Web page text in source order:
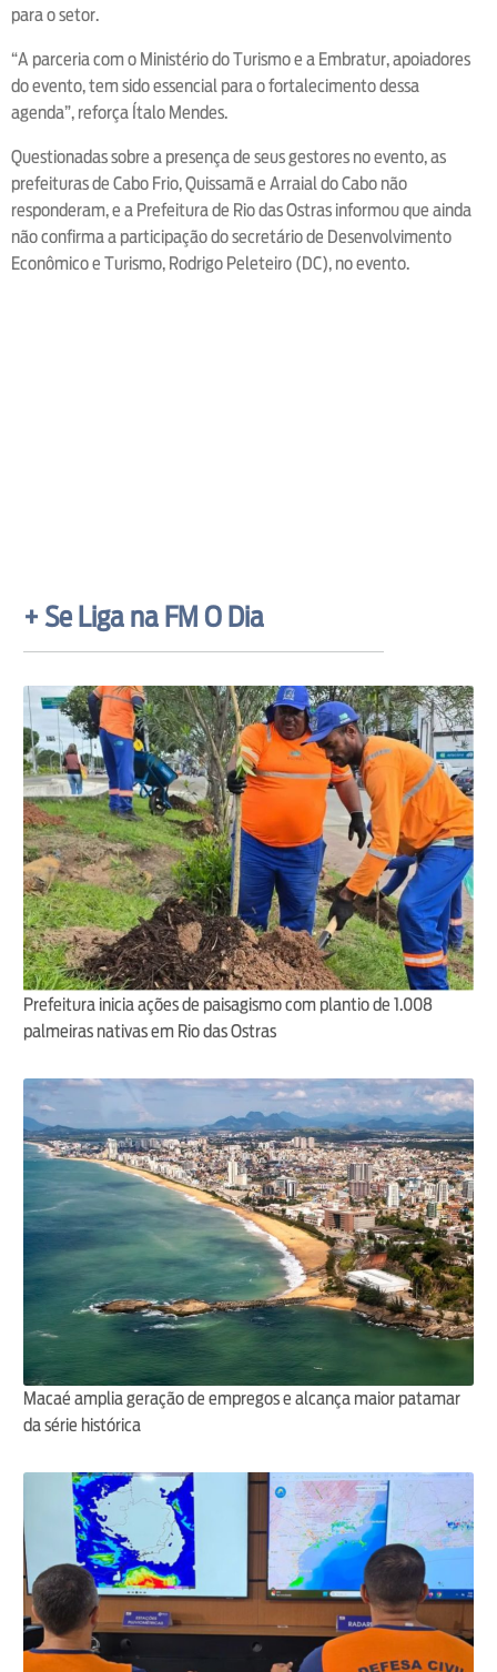
para o setor.
“A parceria com o Ministério do Turismo e a Embratur, apoiadores
do evento, tem sido essencial para o fortalecimento dessa
agenda”, reforça Ítalo Mendes.
Questionadas sobre a presença de seus gestores no evento, as
prefeituras de Cabo Frio, Quissamã e Arraial do Cabo não
responderam, e a Prefeitura de Rio das Ostras informou que ainda
não confirma a participação do secretário de Desenvolvimento
Econômico e Turismo, Rodrigo Peleteiro (DC), no evento.
+ Se Liga na FM O Dia
Prefeitura inicia ações de paisagismo com plantio de 1.008
palmeiras nativas em Rio das Ostras
Macaé amplia geração de empregos e alcança maior patamar
da série histórica